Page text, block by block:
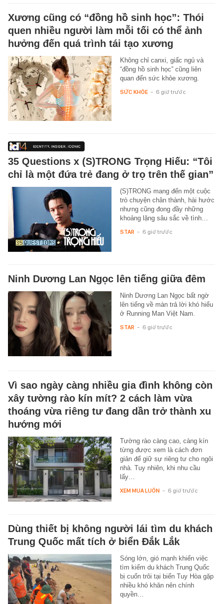
Xương cũng có “đồng hồ sinh học”: Thói
quen nhiều người làm mỗi tối có thể ảnh
hưởng đến quá trình tái tạo xương
Không chỉ canxi, giấc ngủ và
“đồng hồ sinh học” cũng liên
quan đến sức khỏe xương.
SỨC KHỎE - 6 giờ trước
35 Questions x (S)TRONG Trọng Hiếu: “Tôi
chỉ là một đứa trẻ đang ở trọ trên thế gian”
(S)TRONG mang đến một cuộc
trò chuyện chân thành, hài hước
nhưng cũng đong đầy những
khoảng lặng sâu sắc về tình…
STAR - 6 giờ trước
Ninh Dương Lan Ngọc lên tiếng giữa đêm
Ninh Dương Lan Ngọc bất ngờ
lên tiếng về màn trả lời khó hiểu
ở Running Man Việt Nam.
STAR - 6 giờ trước
Vì sao ngày càng nhiều gia đình không còn
xây tường rào kín mít? 2 cách làm vừa
thoáng vừa riêng tư đang dần trở thành xu
hướng mới
Tường rào càng cao, càng kín
từng được xem là cách đơn
giản để giữ sự riêng tư cho ngôi
nhà. Tuy nhiên, khi nhu cầu
lấy…
XEM MUA LUÔN - 6 giờ trước
Dùng thiết bị không người lái tìm du khách
Trung Quốc mất tích ở biển Đắk Lắk
Sóng lớn, gió mạnh khiến việc
tìm kiếm du khách Trung Quốc
bị cuốn trôi tại biển Tuy Hòa gặp
nhiều khó khăn nên chính
quyền…